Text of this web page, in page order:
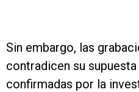
Sin embargo, las
contradicen su
confirmadas por la